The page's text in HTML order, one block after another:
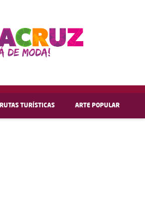
RUTAS TURÍSTICAS ARTE POPULAR